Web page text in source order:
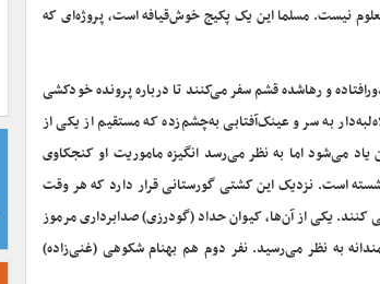
نیست. مسلما این یک پکیج خوش‌قیافه است، پروژه‌ای که
نگاه کنیم، این (احتمالا) داستانی درباره سه مرد است که سال ۱۹۶۵ به جزیره دورافتاده و رهاشده قشم سفر می‌کنند تا درباره پرونده خودکشی
به سر و عینک‌‌آفتابی به‌چشم‌زده که مستقیم از یکی از
می‌شود اما به نظر می‌رسد انگیزه ماموریت او کنجکاوی
است. نزدیک این کشتی گورستانی قرار دارد که هر وقت
کنند. یکی از آن‌ها، کیوان حداد (گودرزی) صدابرداری مرموز
هم بود، جلوتر از زمان و هوشمندانه به نظر می‌رسید. نفر دوم هم بهنام شکوهی (غنی‌زاده)